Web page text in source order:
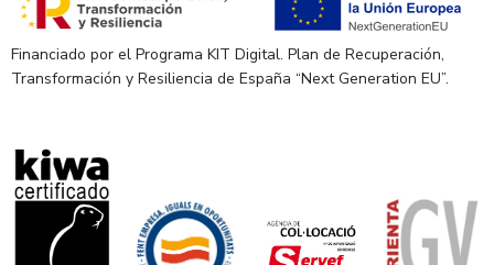
Financiado por el Programa KIT Digital. Plan de Recuperación,
Transformación y Resiliencia de España “Next Generation EU”.